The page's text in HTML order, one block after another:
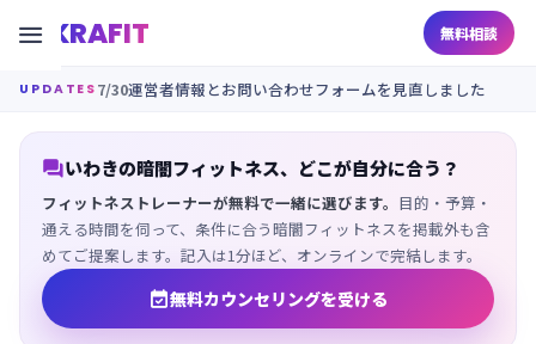
KRAFIT 無料相談

UPDATES 7/30運営者情報とお問い合わせフォームを見直しました
いわきの暗闇フィットネス、どこが自分に合う？
フィットネストレーナーが無料で一緒に選びます。 目的・予算・
通える時間を伺って、条件に合う暗闇フィットネスを掲載外も含
めてご提案します。記入は1分ほど、オンラインで完結します。
無料カウンセリングを受ける